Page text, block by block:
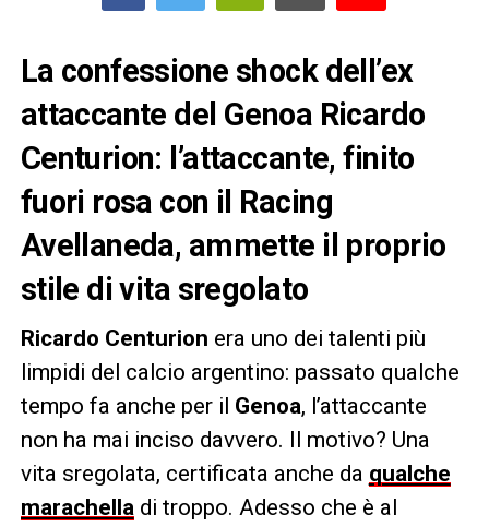
La confessione shock dell’ex
attaccante del Genoa Ricardo
Centurion: l’attaccante, finito
fuori rosa con il Racing
Avellaneda, ammette il proprio
stile di vita sregolato
Ricardo Centurion era uno dei talenti più
limpidi del calcio argentino: passato qualche
tempo fa anche per il Genoa, l’attaccante
non ha mai inciso davvero. Il motivo? Una
vita sregolata, certificata anche da qualche
marachelladi troppo. Adesso che è al